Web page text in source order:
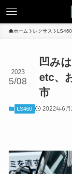
ホーム レクサス LS460
凹み
etc、
市
2023
5/08
LS460 2022年6月